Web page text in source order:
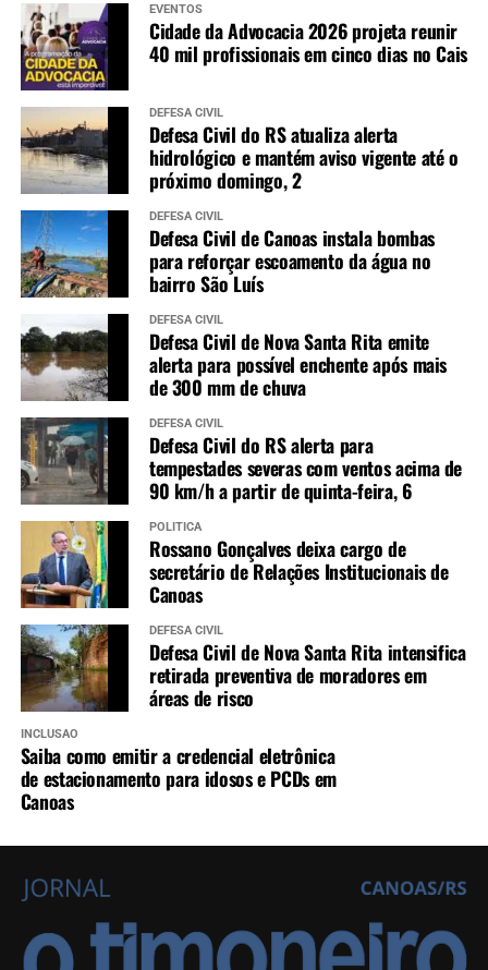
EVENTOS
Cidade da Advocacia 2026 projeta reunir
40 mil profissionais em cinco dias no Cais
DEFESA CIVIL
Defesa Civil do RS atualiza alerta
hidrológico e mantém aviso vigente até o
próximo domingo, 2
DEFESA CIVIL
Defesa Civil de Canoas instala bombas
para reforçar escoamento da água no
bairro São Luís
DEFESA CIVIL
Defesa Civil de Nova Santa Rita emite
alerta para possível enchente após mais
de 300 mm de chuva
DEFESA CIVIL
Defesa Civil do RS alerta para
tempestades severas com ventos acima de
90 km/h a partir de quinta-feira, 6
POLÍTICA
Rossano Gonçalves deixa cargo de
secretário de Relações Institucionais de
Canoas
DEFESA CIVIL
Defesa Civil de Nova Santa Rita intensifica
retirada preventiva de moradores em
áreas de risco
INCLUSÃO
Saiba como emitir a credencial eletrônica
de estacionamento para idosos e PCDs em
Canoas